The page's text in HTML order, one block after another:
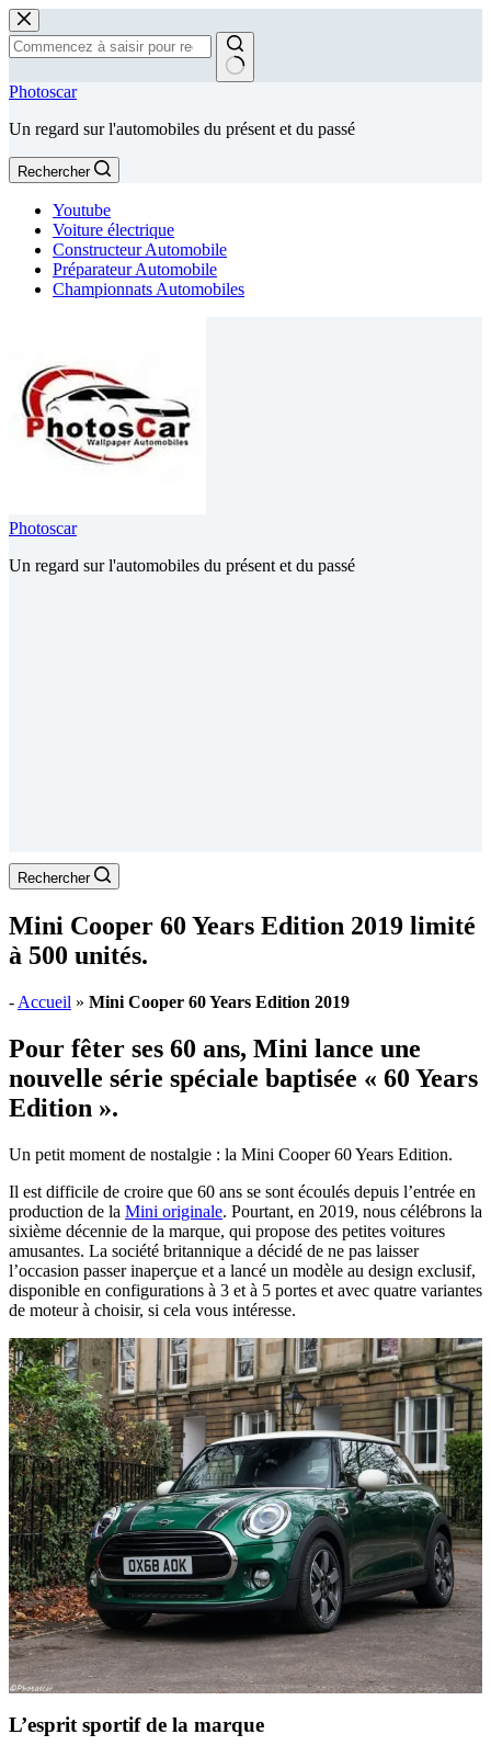
Passer
au
contenu
Aucun
Photoscar
Un regard sur l'automobiles du présent et du passé
Rechercher
Youtube
Voiture électrique
Constructeur Automobile
Préparateur Automobile
Championnats Automobiles
Photoscar
Un regard sur l'automobiles du présent et du passé
Rechercher
Mini Cooper 60 Years Edition 2019 limité
à 500 unités.
- Accueil » Mini Cooper 60 Years Edition 2019
Pour fêter ses 60 ans, Mini lance une
nouvelle série spéciale baptisée « 60 Years
Edition ».
Un petit moment de nostalgie : la Mini Cooper 60 Years Edition.
Il est difficile de croire que 60 ans se sont écoulés depuis l’entrée en
production de la Mini originale. Pourtant, en 2019, nous célébrons la
sixième décennie de la marque, qui propose des petites voitures
amusantes. La société britannique a décidé de ne pas laisser
l’occasion passer inaperçue et a lancé un modèle au design exclusif,
disponible en configurations à 3 et à 5 portes et avec quatre variantes
de moteur à choisir, si cela vous intéresse.
L’esprit sportif de la marque